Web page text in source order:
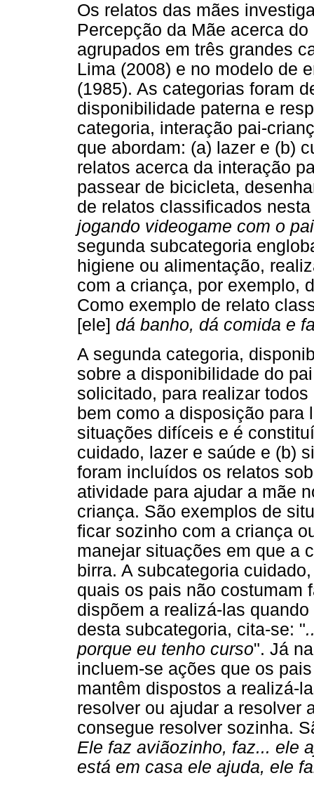
Os relatos das mães
Percepção da Mãe acerca
agrupados em três grandes
Lima (2008) e no modelo de
(1985). As categorias foram
disponibilidade paterna e
categoria, interação pai-
que abordam: (a) lazer e (b)
relatos acerca da interação
passear de bicicleta,
de relatos classificados
jogando videogame com o pai
segunda subcategoria
higiene ou alimentação,
com a criança, por exemplo,
Como exemplo de relato
[ele] dá banho, dá comida e
A segunda categoria,
sobre a disponibilidade do
solicitado, para realizar
bem como a disposição para
situações difíceis e é
cuidado, lazer e saúde e (b)
foram incluídos os relatos
atividade para ajudar a mãe
criança. São exemplos de
ficar sozinho com a criança
manejar situações em que a
birra. A subcategoria
quais os pais não costumam
dispõem a realizá-las
desta subcategoria, cita-se: "
porque eu tenho curso". Já
incluem-se ações que os
mantêm dispostos a realizá-
resolver ou ajudar a resolver
consegue resolver sozinha.
Ele faz aviãozinho, faz... ele
está em casa ele ajuda, ele